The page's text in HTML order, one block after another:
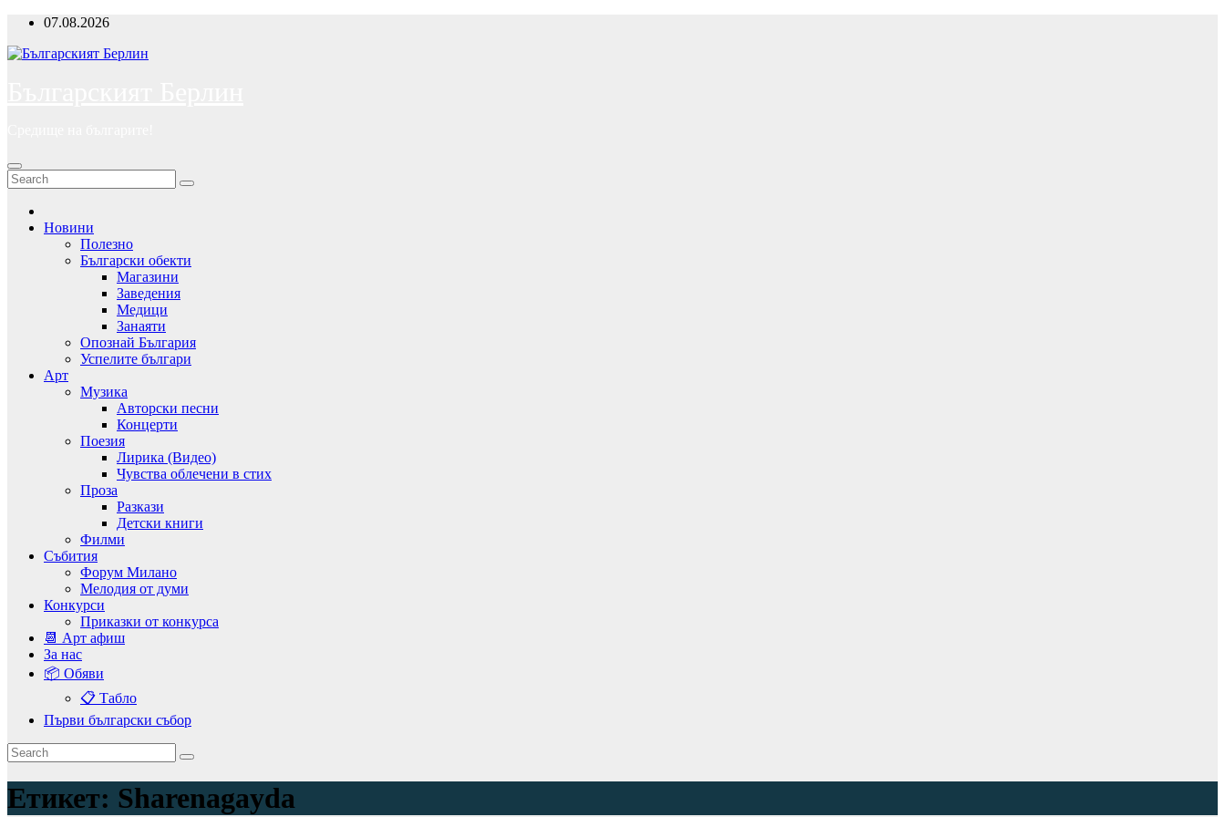
Skip
content
07.08.2026
Новини
Полезно
Български обекти
Магазини
Заведения
Медици
Занаяти
Опознай България
Успелите българи
Арт
Музика
Авторски песни
Концерти
Поезия
Лирика (Видео)
Чувства облечени в стих
Проза
Разкази
Детски книги
Филми
Събития
Форум Милано
Мелодия от думи
Конкурси
Приказки от конкурса
📆 Арт афиш
За нас
📦 Обяви
📋 Табло
Първи български събор
Етикет: Sharenagayda